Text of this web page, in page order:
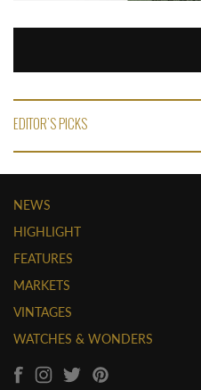
EDITOR'S PICKS
NEWS
HIGHLIGHT
FEATURES
MARKETS
VINTAGES
WATCHES & WONDERS